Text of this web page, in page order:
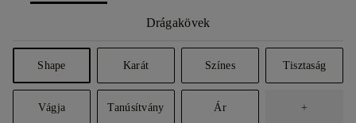
Drágakövek
Shape Karát Színes Tisztaság
Vágja Tanúsítvány Ár +